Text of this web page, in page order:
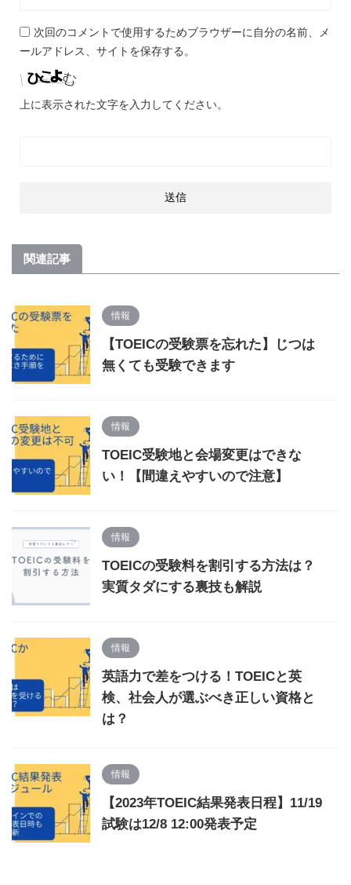
次回のコメントで使用するためブラウザーに自分の名前、メ
ールアドレス、サイトを保存する。
上に表示された文字を入力してください。
関連記事
情報
【TOEICの受験票を忘れた】じつは
無くても受験できます
情報
TOEIC受験地と会場変更はできな
い！【間違えやすいので注意】
情報
TOEICの受験料を割引する方法は？
実質タダにする裏技も解説
情報
英語力で差をつける！TOEICと英
検、社会人が選ぶべき正しい資格と
は？
情報
【2023年TOEIC結果発表日程】11/19
試験は12/8 12:00発表予定